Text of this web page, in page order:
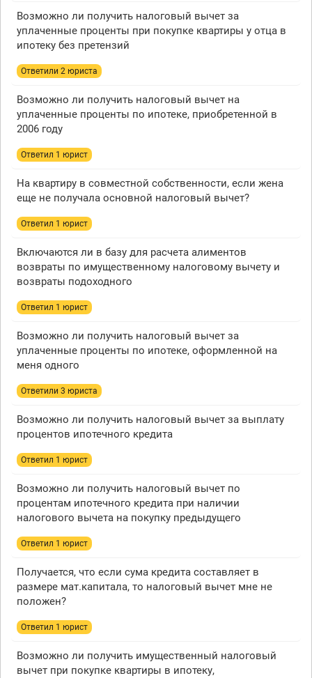
Возможно ли получить налоговый вычет за
уплаченные проценты при покупке квартиры у отца в
ипотеку без претензий
Ответили 2 юристa
Возможно ли получить налоговый вычет на
уплаченные проценты по ипотеке, приобретенной в
2006 году
Ответил 1 юрист
На квартиру в совместной собственности, если жена
еще не получала основной налоговый вычет?
Ответил 1 юрист
Включаются ли в базу для расчета алиментов
возвраты по имущественному налоговому вычету и
возвраты подоходного
Ответил 1 юрист
Возможно ли получить налоговый вычет за
уплаченные проценты по ипотеке, оформленной на
меня одного
Ответили 3 юристa
Возможно ли получить налоговый вычет за выплату
процентов ипотечного кредита
Ответил 1 юрист
Возможно ли получить налоговый вычет по
процентам ипотечного кредита при наличии
налогового вычета на покупку предыдущего
Ответил 1 юрист
Получается, что если сума кредита составляет в
размере мат.капитала, то налоговый вычет мне не
положен?
Ответил 1 юрист
Возможно ли получить имущественный налоговый
вычет при покупке квартиры в ипотеку,